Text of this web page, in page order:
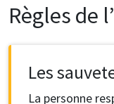
Règles de
Les
La personne